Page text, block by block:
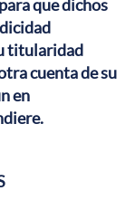
que dichos
titularidad
cuenta de su
en